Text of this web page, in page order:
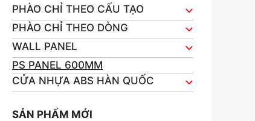
PHÀO CHỈ THEO CẤU TẠO
PHÀO CHỈ THEO DÒNG
WALL PANEL
PS PANEL 600MM
CỬA NHỰA ABS HÀN QUỐC
SẢN PHẨM MỚI